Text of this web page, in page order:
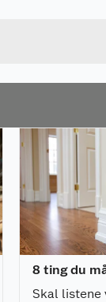
8 ting du
Skal listene